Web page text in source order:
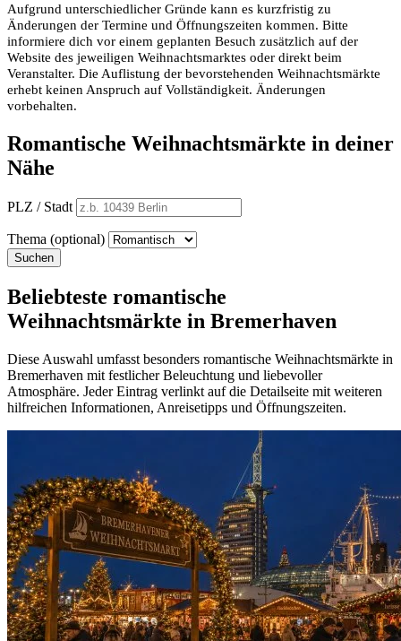
Aufgrund unterschiedlicher Gründe kann es kurzfristig zu
Änderungen der Termine und Öffnungszeiten kommen. Bitte
informiere dich vor einem geplanten Besuch zusätzlich auf der
Website des jeweiligen Weihnachtsmarktes oder direkt beim
Veranstalter. Die Auflistung der bevorstehenden Weihnachtsmärkte
erhebt keinen Anspruch auf Vollständigkeit. Änderungen
vorbehalten.
Romantische Weihnachtsmärkte in deiner
Nähe
PLZ / Stadt
Thema (optional)
Suchen
Beliebteste romantische
Weihnachtsmärkte in Bremerhaven
Diese Auswahl umfasst besonders romantische Weihnachtsmärkte in
Bremerhaven mit festlicher Beleuchtung und liebevoller
Atmosphäre. Jeder Eintrag verlinkt auf die Detailseite mit weiteren
hilfreichen Informationen, Anreisetipps und Öffnungszeiten.